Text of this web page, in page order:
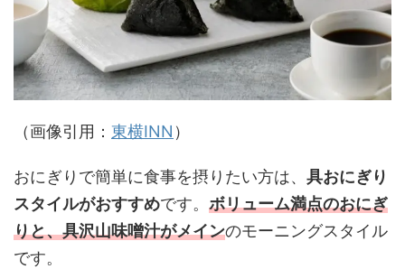
（画像引用： 東横INN ）
おにぎりで簡単に食事を摂りたい方は、 具おにぎり
スタイルがおすすめです。 ボリューム満点のおにぎ
りと、具沢山味噌汁がメインのモーニングスタイル
です。